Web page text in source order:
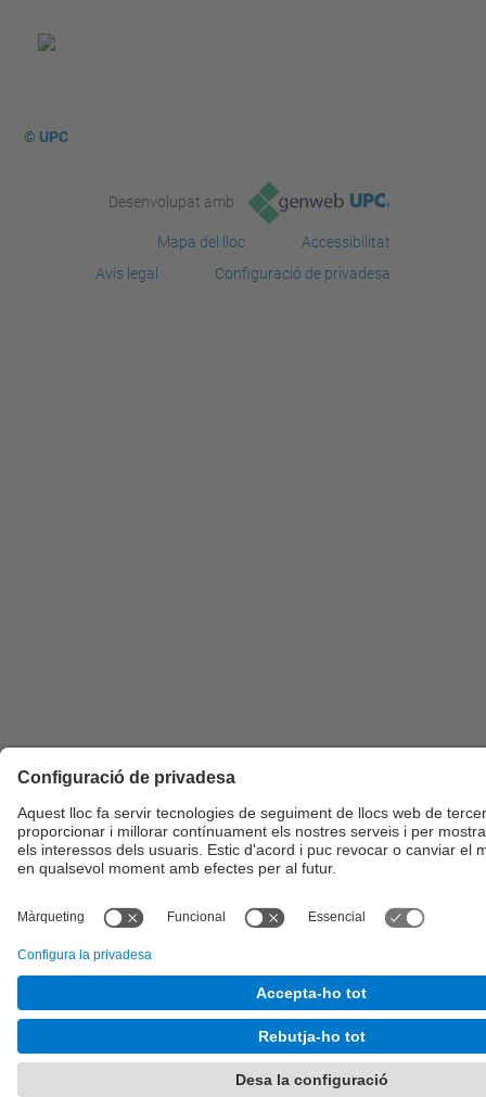
© UPC
Desenvolupat amb
Mapa del lloc
Accessibilitat
Avís legal
Configuració de privadesa